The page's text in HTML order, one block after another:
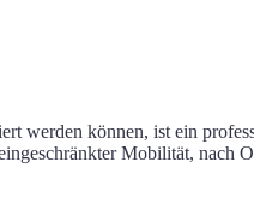
werden können, ist ein
Mobilität, nach